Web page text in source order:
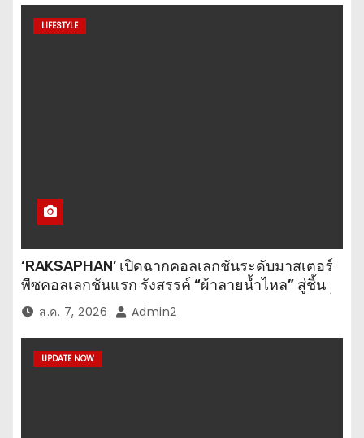
LIFESTYLE
‘RAKSAPHAN’ เปิดฉากคอลเลกชันระดับมาสเตอร์
พีซคอลเลกชันแรก รังสรรค์ “ผ้าลายน้ำไหล” สู่ชิ้น
งานศิลปะสะสมสุดลิมิเต็ด ถ่ายทอดภูมิปัญญาท้องถิ่น
สู่สุนทรียภาพระดับสากล
ส.ค. 7, 2026 Admin2
UPDATE NOW